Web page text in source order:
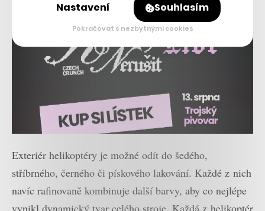
Exteriér helikoptéry je možné odít do šedého,
stříbrného, černého či pískového lakování. Každé z nich
navíc rafinovaně kombinuje další barvy, aby co nejlépe
vynikl dynamický tvar celého stroje. Každá z helikoptér
Nastavení Souhlasím
Pokračovat s nezbytnými cookies